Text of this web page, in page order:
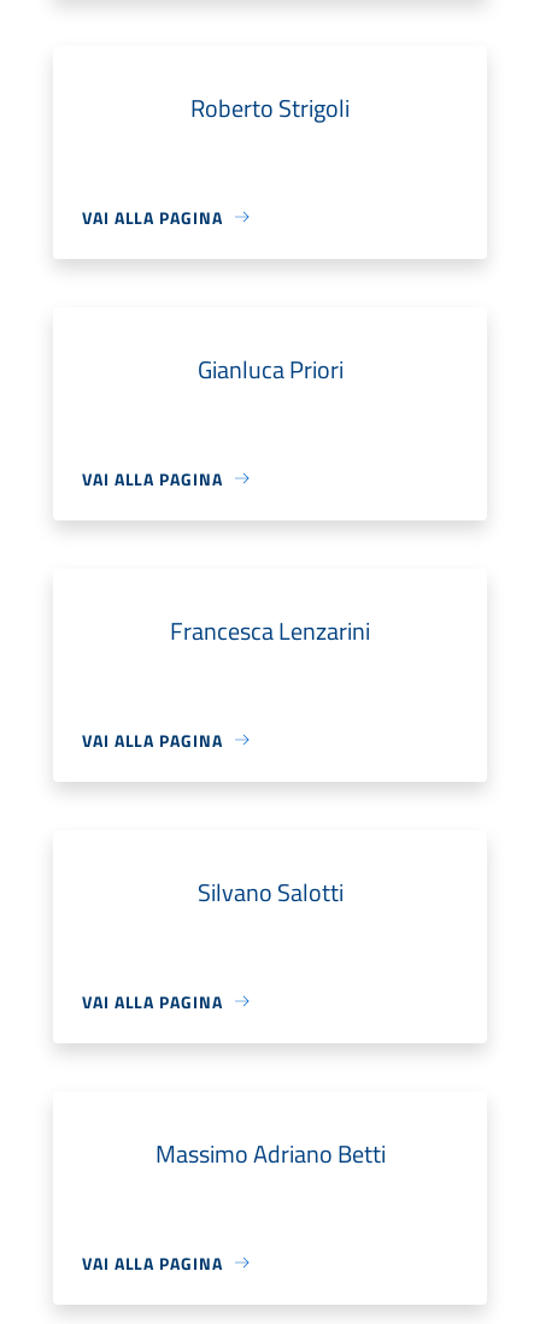
Roberto Strigoli
VAI ALLA PAGINA
Gianluca Priori
VAI ALLA PAGINA
Francesca Lenzarini
VAI ALLA PAGINA
Silvano Salotti
VAI ALLA PAGINA
Massimo Adriano Betti
VAI ALLA PAGINA